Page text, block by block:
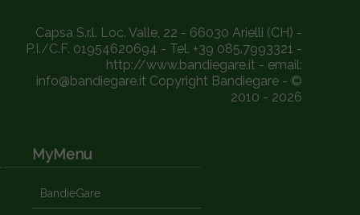
Capsa S.r.l. Loc. Valle, 22 - 66030 Arielli (CH) -
P.I./C.F. 01954620694 - Tel. +39 085.7993321 -
http://www.bandiegare.it - email:
info@bandiegare.it Copyright Bandiegare - ©
2010 - 2026
MyMenu
BandieGare